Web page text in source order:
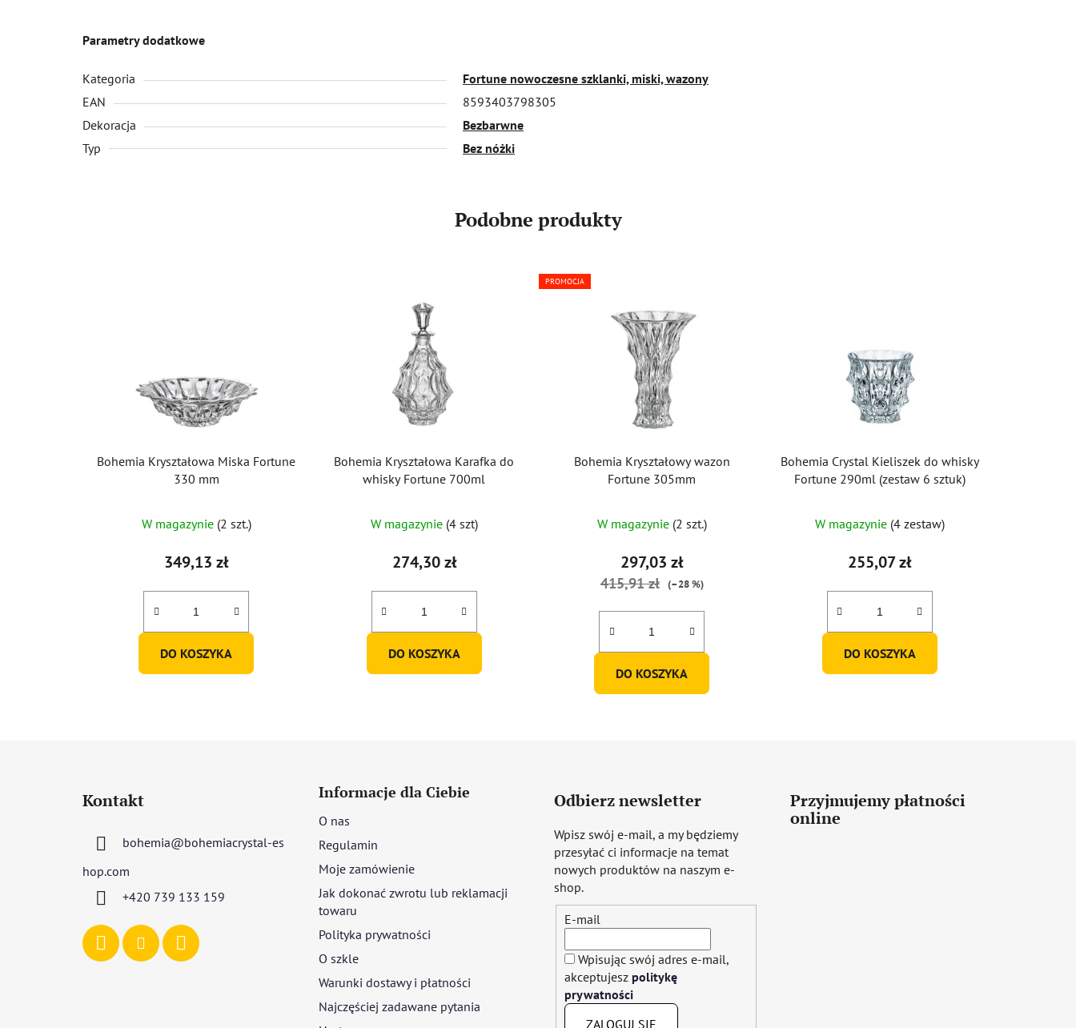
Parametry dodatkowe
Kategoria
Fortune nowoczesne szklanki, miski, wazony
EAN
8593403798305
Dekoracja
Bezbarwne
Typ
Bez nóżki
Podobne produkty
Bohemia Kryształowa Miska Fortune
330 mm
W magazynie (2 szt.)
349,13 zł
DO KOSZYKA
Bohemia Kryształowa Karafka do
whisky Fortune 700ml
W magazynie (4 szt)
274,30 zł
DO KOSZYKA
PROMOCJA
Bohemia Kryształowy wazon
Fortune 305mm
ocena
produktu
wynosi
5
W magazynie (2 szt.)
297,03 zł
415,91 zł (–28 %)
DO KOSZYKA
Bohemia Crystal Kieliszek do whisky
Fortune 290ml (zestaw 6 sztuk)
W magazynie (4 zestaw)
255,07 zł
DO KOSZYKA
Kontakt
bohemia@bohemiacrystal-es
hop.com
+420 739 133 159
Informacje dla Ciebie
O nas
Regulamin
Moje zamówienie
Jak dokonać zwrotu lub reklamacji
towaru
Polityka prywatności
O szkle
Warunki dostawy i płatności
Najczęściej zadawane pytania
Odbierz newsletter
Wpisz swój e-mail, a my będziemy
przesyłać ci informacje na temat
nowych produktów na naszym e-
shop.
E-mail
Wpisując swój adres e-mail,
akceptujesz politykę
prywatności
ZALOGUJ SIĘ
Przyjmujemy płatności
online